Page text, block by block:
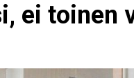
ei toinen